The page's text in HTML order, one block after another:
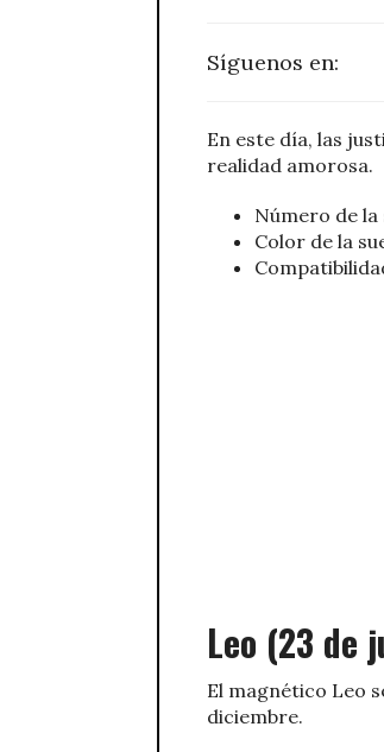
Síguenos en:
En este día, las
realidad amorosa.
Número de la
Color de la
Leo (23 de
El magnético Leo
diciembre.